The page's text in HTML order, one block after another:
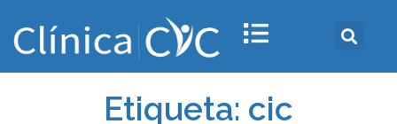
Etiqueta: cic